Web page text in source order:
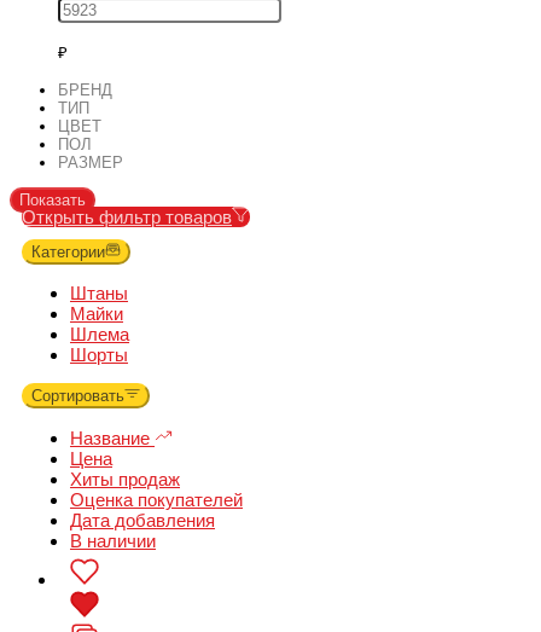
БРЕНД
ТИП
ЦВЕТ
ПОЛ
РАЗМЕР
Показать
Открыть фильтр товаров
Категории
Штаны
Майки
Шлема
Шорты
Сортировать
Название
Цена
Хиты продаж
Оценка покупателей
Дата добавления
В наличии